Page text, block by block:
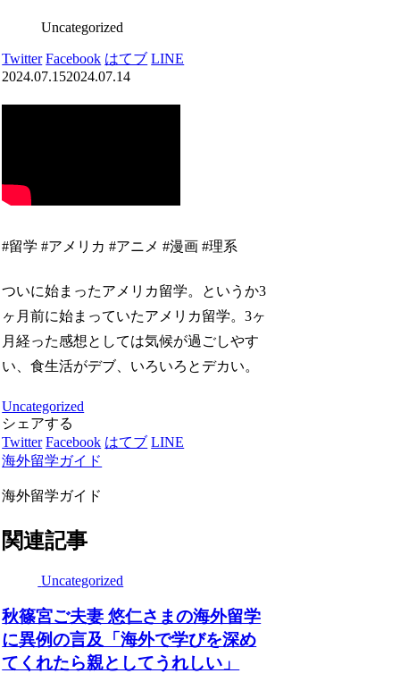
Uncategorized
Twitter Facebook はてブ LINE
2024.07.152024.07.14
#留学 #アメリカ #アニメ #漫画 #理系
ついに始まったアメリカ留学。というか3
ヶ月前に始まっていたアメリカ留学。3ヶ
月経った感想としては気候が過ごしやす
い、食生活がデブ、いろいろとデカい。
Uncategorized
シェアする
Twitter Facebook はてブ LINE
海外留学ガイド
海外留学ガイド
関連記事
Uncategorized
秋篠宮ご夫妻 悠仁さまの海外留学
に異例の言及「海外で学びを深め
てくれたら親としてうれしい」